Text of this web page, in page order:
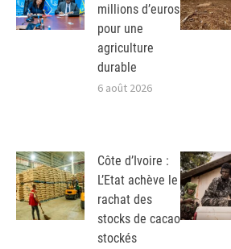
millions d’euros
pour une
agriculture
durable
6 août 2026
Côte d’Ivoire :
L’Etat achève le
rachat des
stocks de cacao
stockés